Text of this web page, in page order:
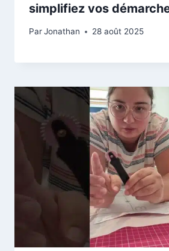
simplifiez vos
ParJonathan 28 août 2025